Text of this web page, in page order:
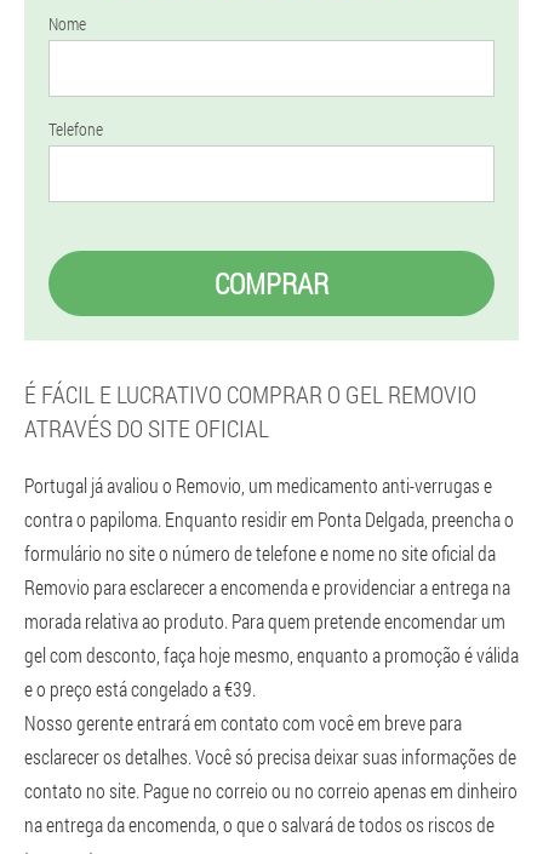
Nome
Telefone
COMPRAR
É FÁCIL E LUCRATIVO COMPRAR O GEL REMOVIO
ATRAVÉS DO SITE OFICIAL
Portugal já avaliou o Removio, um medicamento anti-verrugas e
contra o papiloma. Enquanto residir em Ponta Delgada, preencha o
formulário no site o número de telefone e nome no site oficial da
Removio para esclarecer a encomenda e providenciar a entrega na
morada relativa ao produto. Para quem pretende encomendar um
gel com desconto, faça hoje mesmo, enquanto a promoção é válida
e o preço está congelado a €39.
Nosso gerente entrará em contato com você em breve para
esclarecer os detalhes. Você só precisa deixar suas informações de
contato no site. Pague no correio ou no correio apenas em dinheiro
na entrega da encomenda, o que o salvará de todos os riscos de